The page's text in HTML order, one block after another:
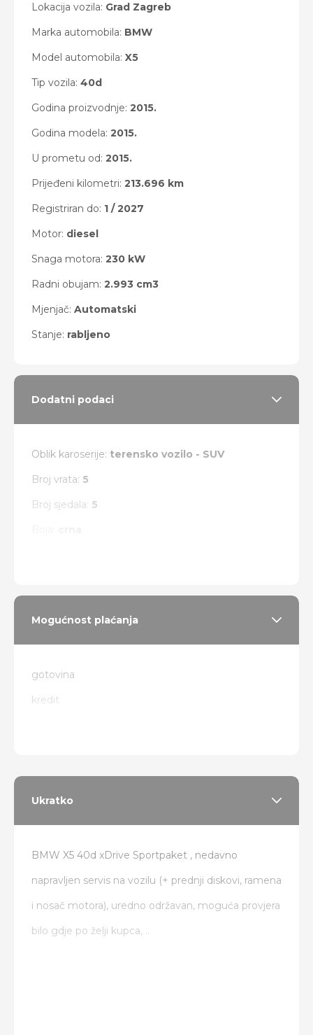
Lokacija vozila: Grad Zagreb
Marka automobila: BMW
Model automobila: X5
Tip vozila: 40d
Godina proizvodnje: 2015.
Godina modela: 2015.
U prometu od: 2015.
Prijeđeni kilometri: 213.696 km
Registriran do: 1 / 2027
Motor: diesel
Snaga motora: 230 kW
Radni obujam: 2.993 cm3
Mjenjač: Automatski
Stanje: rabljeno
Dodatni podaci
Oblik karoserije: terensko vozilo - SUV
Broj vrata: 5
Broj sjedala: 5
Mogućnost plaćanja
gotovina
kredit
Ukratko
BMW X5 40d xDrive Sportpaket , nedavno
napravljen servis na vozilu (+ prednji diskovi, ramena
i nosač motora), uredno održavan, moguća provjera
bilo gdje po želji kupca, ..